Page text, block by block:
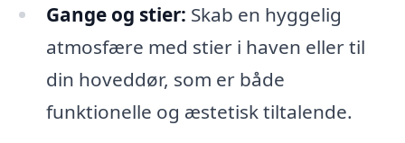
Gange og stier: Skab en hyggelig
atmosfære med stier i haven eller til
din hoveddør, som er både
funktionelle og æstetisk tiltalende.